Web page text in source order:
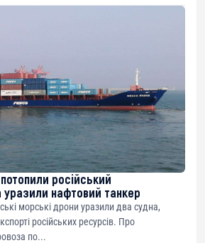
російський
уразили нафтовий танкер
морські дрони уразили два судна,
російських ресурсів. Про
по...